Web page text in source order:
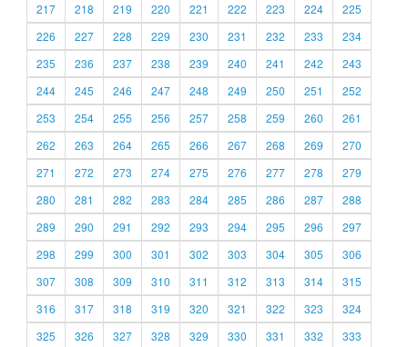
217
218 219 220 221 222 223 224
225
226
227 228 229 230 231 232 233
234
235
236 237 238 239 240 241 242
243
244
245 246 247 248 249 250 251
252
253
254 255 256 257 258 259 260
261
262
263 264 265 266 267 268 269
270
271
272 273 274 275 276 277 278
279
280
281 282 283 284 285 286 287
288
289
290 291 292 293 294 295 296
297
298
299 300 301 302 303 304 305
306
307
308 309 310 311 312 313 314
315
316
317 318 319 320 321 322 323
324
325
326 327 328 329 330 331 332 333